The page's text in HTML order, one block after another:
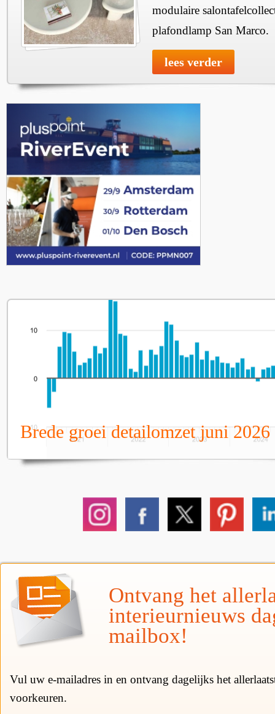
modulaire
plafondlamp San Marco.
lees verder
Brede groei detailomzet juni 2026
Ontvang het
interieurnieuws
mailbox!
Vul uw e-mailadres in en ontvang dagelijks het
voorkeuren.